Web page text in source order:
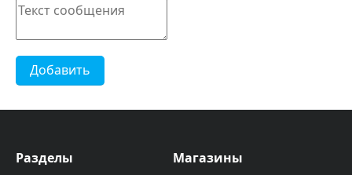
Добавить
Разделы
Магазины